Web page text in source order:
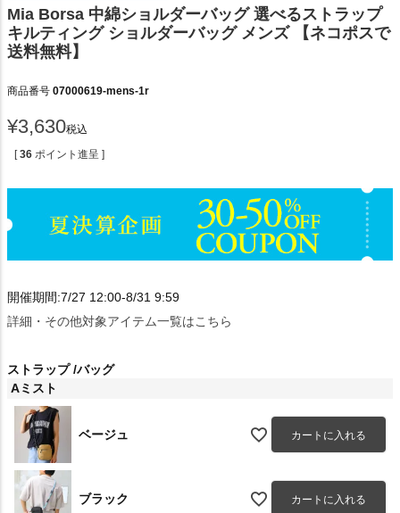
Mia Borsa 中綿ショルダーバッグ 選べるストラップ
キルティング ショルダーバッグ メンズ 【ネコポスで
送料無料】
商品番号 07000619-mens-1r
¥3,630税込
[ 36 ポイント進呈 ]
開催期間:7/27 12:00-8/31 9:59
詳細・その他対象アイテム一覧はこちら
ストラップ バッグ
Aミスト
ベージュ カートに入れる
ブラック カートに入れる